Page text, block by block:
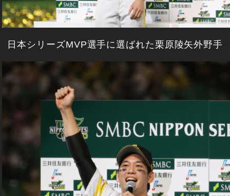
日本シリーズMVP選手に選ばれた栗原陵矢外野手